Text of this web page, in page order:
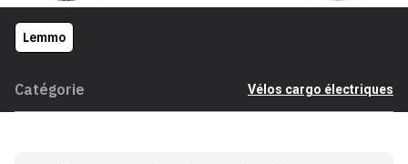
Lemmo
Catégorie Vélos cargo électriques